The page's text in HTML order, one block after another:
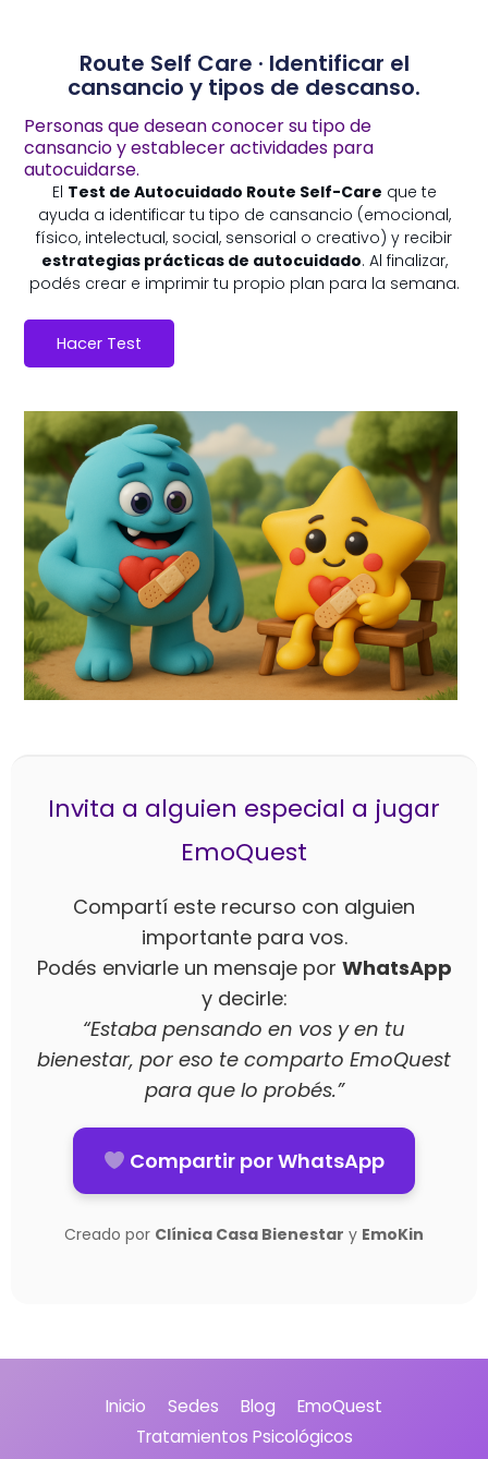
Route Self Care · Identificar el
cansancio y tipos de descanso.
Personas que desean conocer su tipo de
cansancio y establecer actividades para
autocuidarse.
El Test de Autocuidado Route Self-Care que te
ayuda a identificar tu tipo de cansancio (emocional,
físico, intelectual, social, sensorial o creativo) y recibir
estrategias prácticas de autocuidado. Al finalizar,
podés crear e imprimir tu propio plan para la semana.
Hacer Test
Invita a alguien especial a jugar
EmoQuest
Compartí este recurso con alguien
importante para vos.
Podés enviarle un mensaje por WhatsApp
y decirle:
“Estaba pensando en vos y en tu
bienestar, por eso te comparto EmoQuest
para que lo probés.”
Compartir por WhatsApp
Creado por Clínica Casa Bienestar y EmoKin
Inicio Sedes Blog
EmoQuest
Tratamientos Psicológicos